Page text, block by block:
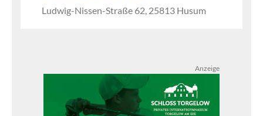
Ludwig-Nissen-Straße 62, 25813 Husum
Anzeige